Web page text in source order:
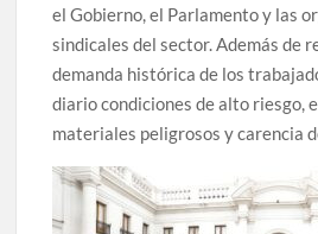
el Gobierno, el Parlamento y las
sindicales del sector. Además de
demanda histórica de los
diario condiciones de alto riesgo,
materiales peligrosos y carencia